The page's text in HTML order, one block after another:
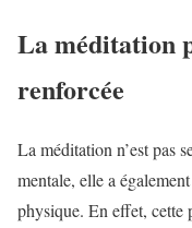
La méditation
renforcée
La méditation n’est pas
mentale, elle a
physique. En effet, cette